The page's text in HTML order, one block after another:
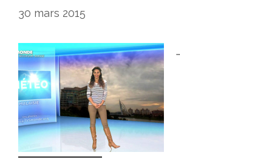
30 mars 2015
…